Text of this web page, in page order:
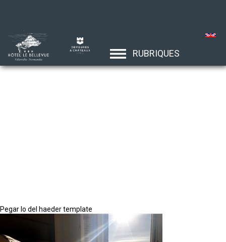
RUBRIQUES
Pegar lo del haeder template